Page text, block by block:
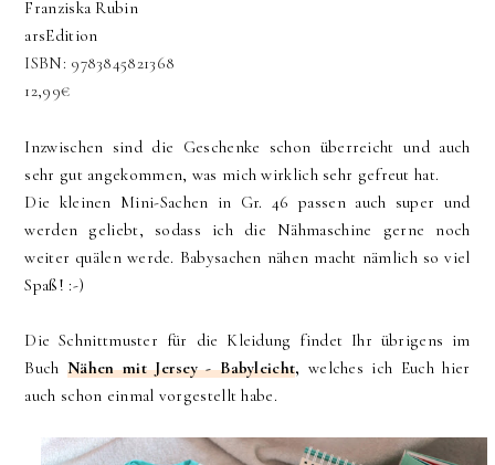
Franziska Rubin
arsEdition
ISBN: 9783845821368
12,99€
Inzwischen sind die Geschenke schon überreicht und auch
sehr gut angekommen, was mich wirklich sehr gefreut hat.
Die kleinen Mini-Sachen in Gr. 46 passen auch super und
werden geliebt, sodass ich die Nähmaschine gerne noch
weiter quälen werde. Babysachen nähen macht nämlich so viel
Spaß! :-)
Die Schnittmuster für die Kleidung findet Ihr übrigens im
BuchNähen mit Jersey - Babyleicht, welches ich Euch hier
auch schon einmal vorgestellt habe.